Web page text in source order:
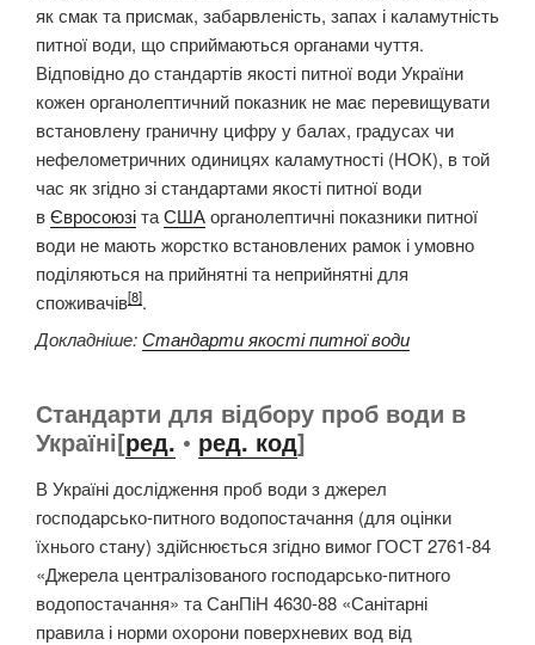
як смак та присмак, забарвленість, запах і каламутність
питної води, що сприймаються органами чуття.
Відповідно до стандартів якості питної води України
кожен органолептичний показник не має перевищувати
встановлену граничну цифру у балах, градусах чи
нефелометричних одиницях каламутності (НОК), в той
час як згідно зі стандартами якості питної води
вЄвросоюзітаСШАорганолептичні показники питної
води не мають жорстко встановлених рамок і умовно
поділяються на прийнятні та неприйнятні для
споживачів[8].
Докладніше:Стандарти якості питної води
Стандарти для відбору проб води в
Україні[ред. • ред. код]
В Україні дослідження проб води з джерел
господарсько-питного водопостачання (для оцінки
їхнього стану) здійснюється згідно вимог ГОСТ 2761-84
«Джерела централізованого господарсько-питного
водопостачання» та СанПіН 4630-88 «Санітарні
правила і норми охорони поверхневих вод від